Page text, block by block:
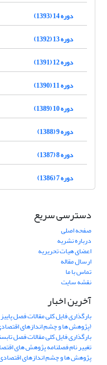
دوره 14 (1393)
دوره 13 (1392)
دوره 12 (1391)
دوره 11 (1390)
دوره 10 (1389)
دوره 9 (1388)
دوره 8 (1387)
دوره 7 (1386)
دسترسی سریع
صفحه اصلی
درباره نشریه
اعضای هیات تحریریه
ارسال مقاله
تماس با ما
نقشه سایت
آخرین اخبار
(پژوهش ها و چشم اندازهای
بارگذاری فایل کلی مقالات فصل
تغییر نام فصلنامه پژوهش های
پژوهش ها و چشم اندازهای